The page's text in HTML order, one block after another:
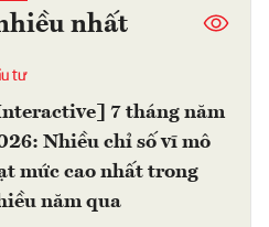
nhất
tư
7 tháng năm
Nhiều chỉ số vĩ mô
mức cao nhất trong
năm qua